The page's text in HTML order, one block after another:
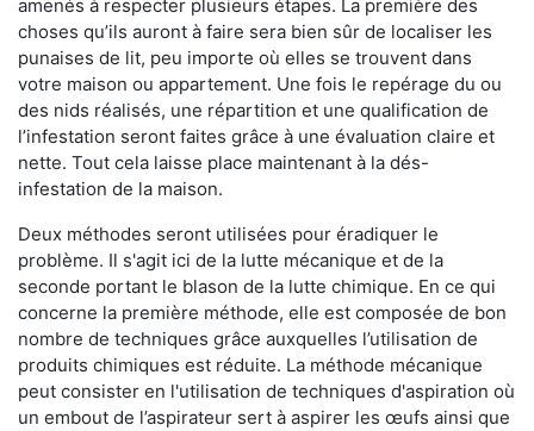
amenés à respecter plusieurs étapes. La première des
choses qu’ils auront à faire sera bien sûr de localiser les
punaises de lit, peu importe où elles se trouvent dans
votre maison ou appartement. Une fois le repérage du ou
des nids réalisés, une répartition et une qualification de
l’infestation seront faites grâce à une évaluation claire et
nette. Tout cela laisse place maintenant à la dés-
infestation de la maison.
Deux méthodes seront utilisées pour éradiquer le
problème. Il s'agit ici de la lutte mécanique et de la
seconde portant le blason de la lutte chimique. En ce qui
concerne la première méthode, elle est composée de bon
nombre de techniques grâce auxquelles l’utilisation de
produits chimiques est réduite. La méthode mécanique
peut consister en l'utilisation de techniques d'aspiration où
un embout de l’aspirateur sert à aspirer les œufs ainsi que